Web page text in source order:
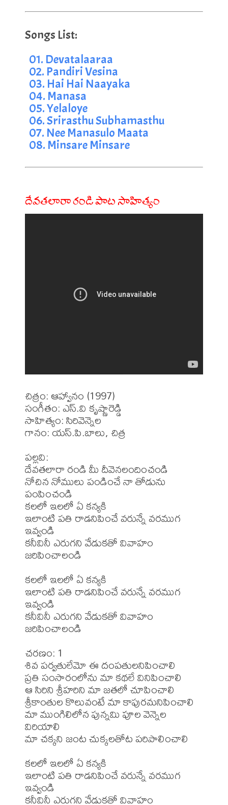
01. Devatalaaraa
02. Pandiri Vesina
03. Hai Hai Naayaka
04. Manasa
05. Yelaloye
06. Srirasthu Subhamasthu
07. Nee Manasulo Maata
08. Minsare Minsare
దేవతలారా రండి పాట సాహిత్యం
చిత్రం: ఆహ్వానం (1997)
సంగీతం: ఎస్.వి కృష్ణారెడ్డి
సాహిత్యం: సిరివెన్నెల
గానం: యస్.పి.బాలు, చిత్ర
పల్లవి:
దేవతలారా రండి మీ దీవెనలందించండి
నోచిన నోములు పండించే నా తోడును
పంపించండి
కలలో ఇలలో ఏ కన్యకి
ఇలాంటి పతి రాడనిపించే వరున్నే వరముగ
ఇవ్వండి
కనీవినీ ఎరుగని వేడుకతో వివాహం
జరిపించాలండి
కలలో ఇలలో ఏ కన్యకి
ఇలాంటి పతి రాడనిపించే వరున్నే వరముగ
ఇవ్వండి
కనీవినీ ఎరుగని వేడుకతో వివాహం
జరిపించాలండి
చరణం: 1
శివ పర్వతులేమో ఈ దంపతులనిపించాలి
ప్రతి సంసారంలోను మా కథలే వినిపించాలి
ఆ సిరిని శ్రీహరిని మా జతలో చూపించాలి
శ్రీకాంతుల కొలువంటే మా కాపురమనిపించాలి
మా ముంగిలిలోన పున్నమి పూల వెన్నెల
విరియాలి
మా చక్కని జంట చుక్కలతోట పరిపాలించాలి
కలలో ఇలలో ఏ కన్యకి
ఇలాంటి పతి రాడనిపించే వరున్నే వరముగ
ఇవ్వండి
కనీవినీ ఎరుగని వేడుకతో వివాహం